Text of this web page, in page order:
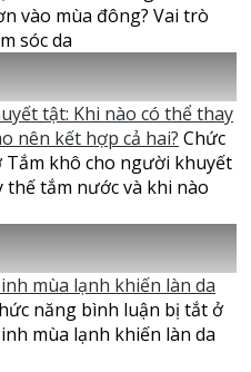
vào mùa đông? Vai trò
sóc da
tật: Khi nào có thể thay
nên kết hợp cả hai? Chức
Tắm khô cho người khuyết
thế tắm nước và khi nào
mùa lạnh khiến làn da
năng bình luận bị tắt ở
mùa lạnh khiến làn da